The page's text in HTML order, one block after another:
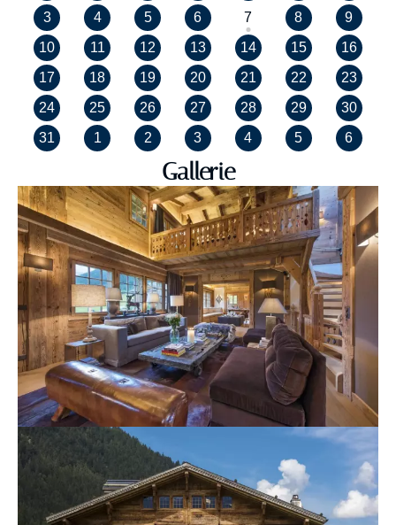
3
4 5 6 7 8
9
10
11 12 13 14 15
16
17
18 19 20 21 22
23
24
25 26 27 28 29
30
31
1 2 3 4 5 6
Gallerie